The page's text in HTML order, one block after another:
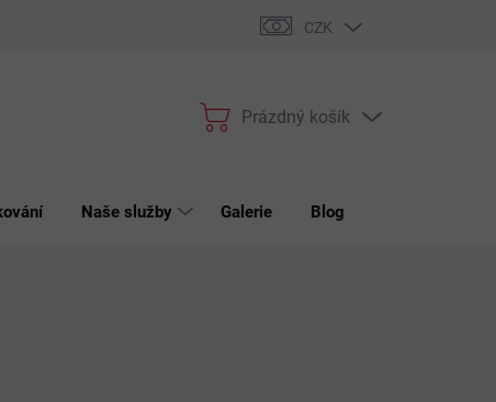
Podmínky ochrany osobních údajů
CZK
Nákupní
Prázdný košík
Naše služby Galerie Blog